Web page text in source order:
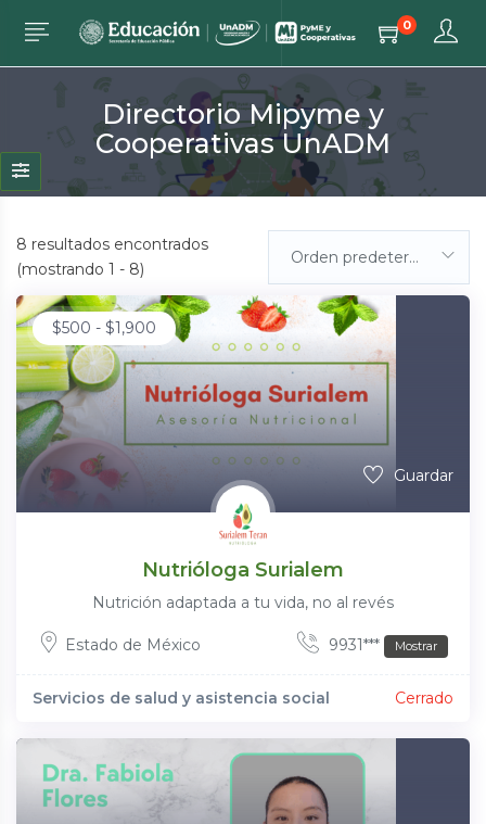
0
Directorio Mipyme y
Cooperativas UnADM
8 resultados encontrados
(mostrando 1 - 8)
Orden predeterminada
$500 - $1,900
Guardar
Nutrióloga Surialem
Nutrición adaptada a tu vida, no al revés
Estado de México 9931*** Mostrar
Servicios de salud y asistencia social Cerrado